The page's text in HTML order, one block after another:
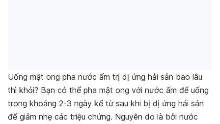
Uống mật ong pha nước ấm trị dị ứng hải sản bao lâu
thì khỏi? Bạn có thể pha mật ong với nước ấm để uống
trong khoảng 2-3 ngày kể từ sau khi bị dị ứng hải sản
để giảm nhẹ các triệu chứng. Nguyên do là bởi nước